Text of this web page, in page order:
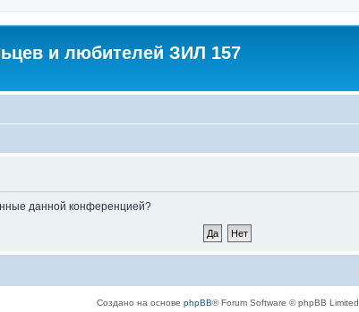
и любителей ЗИЛ 157
данной конференцией?
Создано на основе phpBB® Forum Software © phpBB Limited